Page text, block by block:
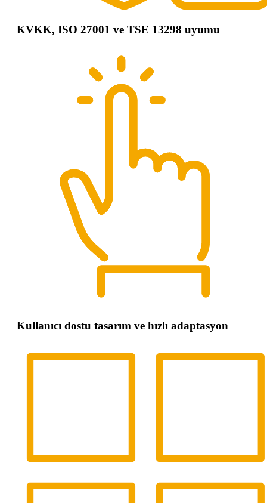
KVKK, ISO 27001 ve TSE 13298 uyumu
Kullanıcı dostu tasarım ve hızlı adaptasyon